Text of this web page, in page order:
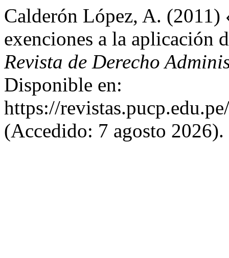
Calderón López, A. (2011)
exenciones a la aplicación
Revista de Derecho
Disponible en:
https://
(Accedido: 7 agosto 2026).